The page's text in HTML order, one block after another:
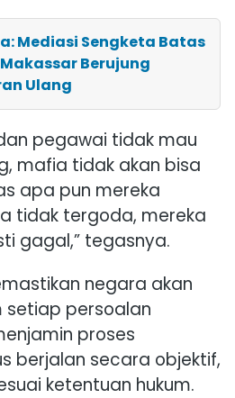
Mediasi Sengketa Batas
Berujung
Ulang
pegawai tidak mau
mafia tidak akan bisa
apa pun mereka
tidak tergoda, mereka
gagal,” tegasnya.
negara akan
setiap persoalan
proses
berjalan secara objektif,
ketentuan hukum.